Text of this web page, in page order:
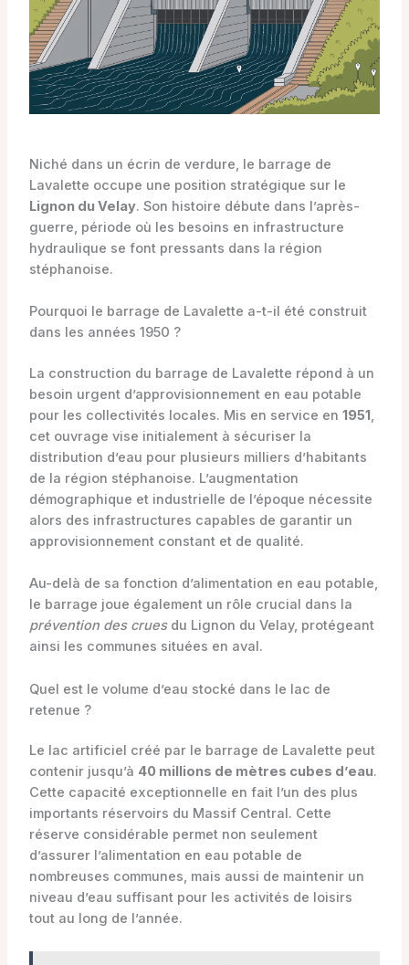
Niché dans un écrin de verdure, le barrage de
Lavalette occupe une position stratégique sur le
Lignon du Velay. Son histoire débute dans l’après-
guerre, période où les besoins en infrastructure
hydraulique se font pressants dans la région
stéphanoise.
Pourquoi le barrage de Lavalette a-t-il été construit
dans les années 1950 ?
La construction du barrage de Lavalette répond à un
besoin urgent d’approvisionnement en eau potable
pour les collectivités locales. Mis en service en 1951,
cet ouvrage vise initialement à sécuriser la
distribution d’eau pour plusieurs milliers d’habitants
de la région stéphanoise. L’augmentation
démographique et industrielle de l’époque nécessite
alors des infrastructures capables de garantir un
approvisionnement constant et de qualité.
Au-delà de sa fonction d’alimentation en eau potable,
le barrage joue également un rôle crucial dans la
prévention des cruesdu Lignon du Velay, protégeant
ainsi les communes situées en aval.
Quel est le volume d’eau stocké dans le lac de
retenue ?
Le lac artificiel créé par le barrage de Lavalette peut
contenir jusqu’à 40 millions de mètres cubes d’eau.
Cette capacité exceptionnelle en fait l’un des plus
importants réservoirs du Massif Central. Cette
réserve considérable permet non seulement
d’assurer l’alimentation en eau potable de
nombreuses communes, mais aussi de maintenir un
niveau d’eau suffisant pour les activités de loisirs
tout au long de l’année.